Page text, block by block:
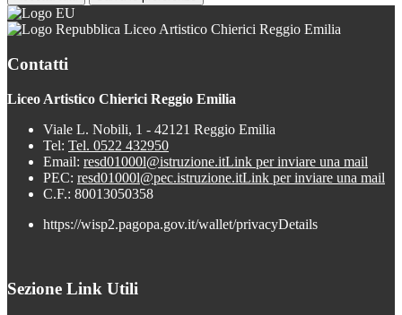
Liceo Artistico Chierici Reggio Emilia
Contatti
Liceo Artistico Chierici Reggio Emilia
Viale L. Nobili, 1 - 42121 Reggio Emilia
Tel: Tel. 0522 432950
Email: resd01000l@istruzione.itLink per inviare una mail
PEC: resd01000l@pec.istruzione.itLink per inviare una mail
C.F.: 80013050358
https://wisp2.pagopa.gov.it/wallet/privacyDetails
Sezione Link Utili